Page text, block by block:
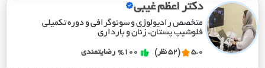
دکتر اعظم غیبی
متخصص رادیولوژی و سونوگرافی و دوره تکمیلی
فلوشیپ پستان، زنان و بارداری
5.0 (52 نظر) %100 رضایتمندی